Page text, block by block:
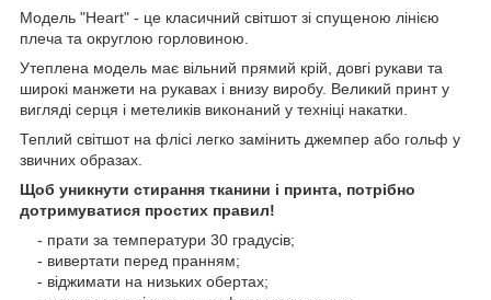
Модель "Heart" - це класичний світшот зі спущеною лінією
плеча та округлою горловиною.
Утеплена модель має вільний прямий крій, довгі рукави та
широкі манжети на рукавах і внизу виробу. Великий принт у
вигляді серця і метеликів виконаний у техніці накатки.
Теплий світшот на флісі легко замінить джемпер або гольф у
звичних образах.
Щоб уникнути стирання тканини і принта, потрібно
дотримуватися простих правил!
- прати за температури 30 градусів;
- вивертати перед пранням;
- віджимати на низьких обертах;